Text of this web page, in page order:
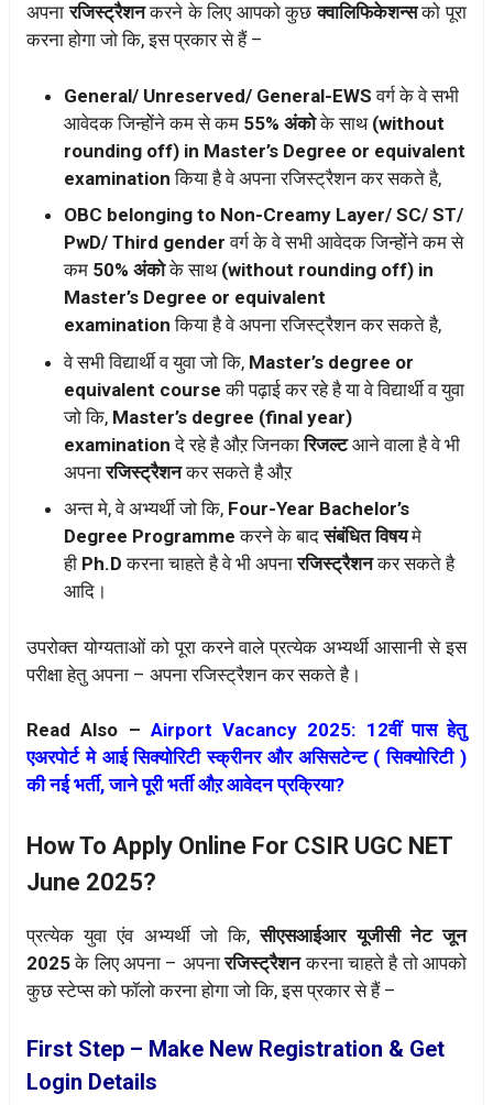
अपनारजिस्ट्रैशनकरने के लिए आपको कुछ क्वालिफिकेशन्सको पूरा
करना होगा जो कि, इस प्रकार से हैं –
General/ Unreserved/ General-EWSवर्ग के वे सभी
आवेदक जिन्होेंने कम से कम 55% अंकोके साथ (without
rounding off) in Master’s Degree or equivalent
examinationकिया है वे अपना रजिस्ट्रैशन कर सकते है,
OBC belonging to Non-Creamy Layer/ SC/ ST/
PwD/ Third genderवर्ग के वे सभी आवेदक जिन्होेंने कम से
कम 50% अंकोके साथ (without rounding off) in
Master’s Degree or equivalent
examinationकिया है वे अपना रजिस्ट्रैशन कर सकते है,
वे सभी विद्यार्थी व युवा जो कि, Master’s degree or
equivalent course की पढ़ाई कर रहे है या वे विद्यार्थी व युवा
जो कि, Master’s degree (final year)
examinationदे रहे है औऱ जिनकारिजल्टआने वाला है वे भी
अपनारजिस्ट्रैशनकर सकते है औऱ
अन्त मे, वे अभ्यर्थी जो कि, Four-Year Bachelor’s
Degree Programmeकरने के बादसंबंधित विषयमे
ही Ph.D करना चाहते है वे भी अपनारजिस्ट्रैशनकर सकते है
आदि।
उपरोक्त योग्यताओं को पूरा करने वाले प्रत्येक अभ्यर्थी आसानी से इस
परीक्षा हेतु अपना – अपना रजिस्ट्रैशन कर सकते है।
Read Also – Airport Vacancy 2025: 12वीं पास हेतु
एअरपोर्ट मे आई सिक्योरिटी स्क्रीनर और असिसटेन्ट ( सिक्योरिटी )
की नई भर्ती, जाने पूरी भर्ती औऱ आवेदन प्रक्रिया?
How To Apply Online For CSIR UGC NET
June 2025?
प्रत्येक युवा एंव अभ्यर्थी जो कि,सीएसआईआर यूजीसी नेट जून
2025के लिए अपना – अपनारजिस्ट्रैशनकरना चाहते है तो आपको
कुछ स्टेप्स को फॉलो करना होगा जो कि, इस प्रकार से हैं –
First Step – Make New Registration & Get
Login Details